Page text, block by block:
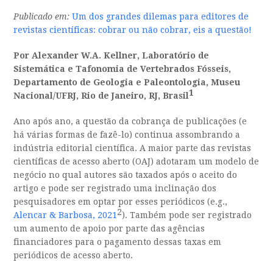
Publicado em: Um dos grandes dilemas para editores de
revistas científicas: cobrar ou não cobrar, eis a questão!
Por Alexander W.A. Kellner, Laboratório de
Sistemática e Tafonomia de Vertebrados Fósseis,
Departamento de Geologia e Paleontologia, Museu
Nacional/UFRJ, Rio de Janeiro, RJ, Brasil1
Ano após ano, a questão da cobrança de publicações (e
há várias formas de fazê-lo) continua assombrando a
indústria editorial científica. A maior parte das revistas
científicas de acesso aberto (OAJ) adotaram um modelo de
negócio no qual autores são taxados após o aceito do
artigo e pode ser registrado uma inclinação dos
pesquisadores em optar por esses periódicos (e.g.,
Alencar & Barbosa, 20212). Também pode ser registrado
um aumento de apoio por parte das agências
financiadores para o pagamento dessas taxas em
periódicos de acesso aberto.